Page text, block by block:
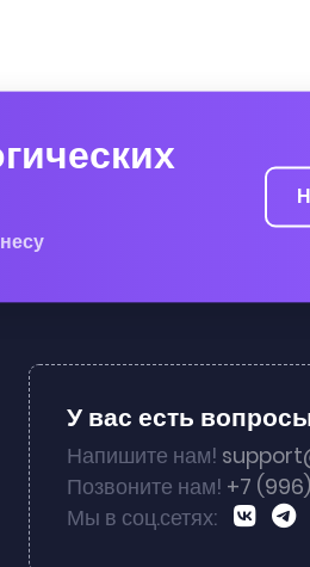
У вас есть
Напишите нам!
Позвоните нам! +7 (996)
Мы в соц.сетях: